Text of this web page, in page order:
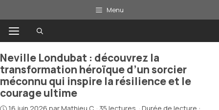
au
contenu
Menu
Menu
Neville Londubat : découvrez la
transformation héroïque d’un sorcier
méconnu qui inspire la résilience et le
courage ultime